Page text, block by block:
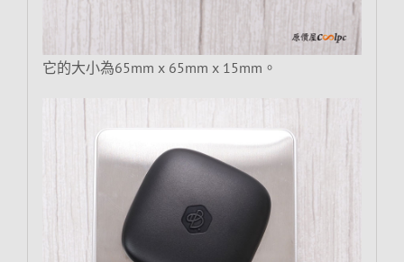
它的大小為65mm x 65mm x 15mm。